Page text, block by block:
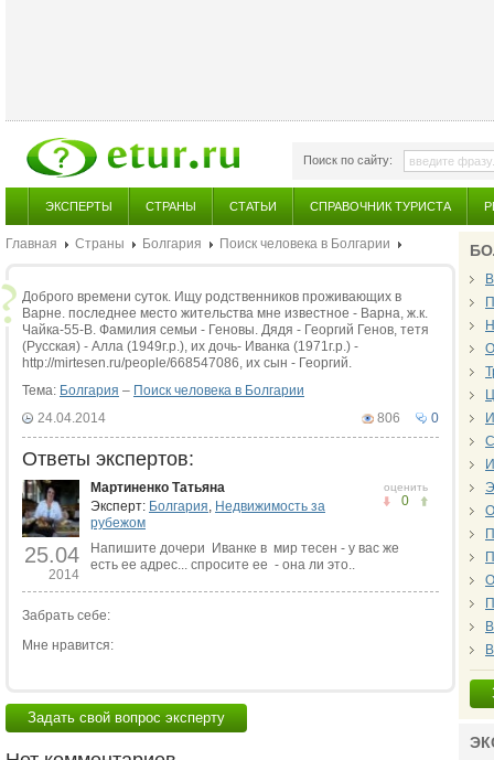
Поиск по сайту:
ЭКСПЕРТЫ СТРАНЫ СТАТЬИ СПРАВОЧНИК ТУРИСТА
Главная Страны Болгария Поиск человека в Болгарии
Доброго времени суток. Ищу родственников проживающих в
Варне. последнее место жительства мне известное - Варна, ж.к.
Чайка-55-В. Фамилия семьи - Геновы. Дядя - Георгий Генов, тетя
(Русская) - Алла (1949г.р.), их дочь- Иванка (1971г.р.) -
http://mirtesen.ru/people/668547086, их сын - Георгий.
Тема: Болгария – Поиск человека в Болгарии
0
806
24.04.2014
Ответы экспертов:
25.04
2014
оценить
0
Мартиненко Татьяна
Эксперт: Болгария, Недвижимость за
рубежом
Напишите дочери Иванке в мир тесен - у вас же
есть ее адрес... спросите ее - она ли это..
Забрать себе:
Мне нравится:
Задать свой вопрос эксперту